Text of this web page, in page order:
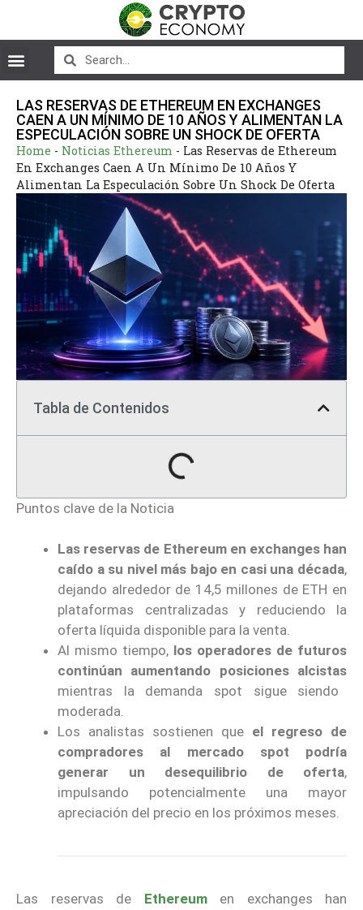
LAS RESERVAS DE ETHEREUM EN EXCHANGES
CAEN A UN MÍNIMO DE 10 AÑOS Y ALIMENTAN LA
ESPECULACIÓN SOBRE UN SHOCK DE OFERTA
Home - Noticias Ethereum - Las Reservas de Ethereum
En Exchanges Caen A Un Mínimo De 10 Años Y
Alimentan La Especulación Sobre Un Shock De Oferta
Tabla de Contenidos
Puntos clave de la Noticia
Las reservas de Ethereum en exchanges han
caído a su nivel más bajo en casi una década,
dejando alrededor de 14,5 millones de ETH en
plataformas centralizadas y reduciendo la
oferta líquida disponible para la venta.
Al mismo tiempo, los operadores de futuros
continúan aumentando posiciones alcistas
mientras la demanda spot sigue siendo
moderada.
Los analistas sostienen que el regreso de
compradores al mercado spot podría
generar un desequilibrio de oferta,
impulsando potencialmente una mayor
apreciación del precio en los próximos meses.
Las reservas de Ethereum
en exchanges han